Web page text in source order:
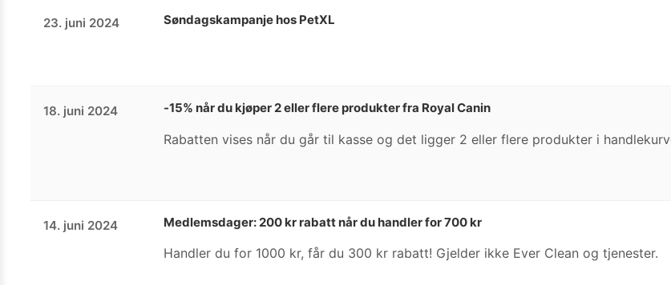
23. juni 2024 Søndagskampanje hos PetXL
18. juni 2024 -15% når du kjøper 2 eller flere produkter fra Royal Canin
Rabatten vises når du går til kasse og det ligger 2 eller flere produkter i
14. juni 2024 Medlemsdager: 200 kr rabatt når du handler for 700 kr
Handler du for 1000 kr, får du 300 kr rabatt! Gjelder ikke Ever Clean og tjenester.